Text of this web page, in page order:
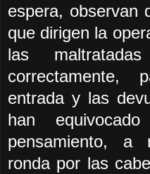
espera, observan
que dirigen la
las
entrada y las
han
pensamiento, a
ronda por las